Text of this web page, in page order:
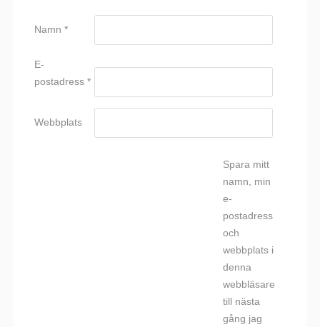
Namn *
E-
postadress *
Webbplats
Spara mitt
namn, min
e-
postadress
och
webbplats i
denna
webbläsare
till nästa
gång jag